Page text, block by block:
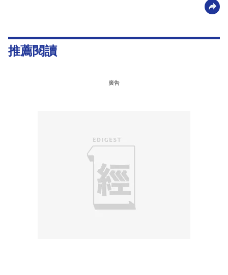
推薦閱讀
廣告